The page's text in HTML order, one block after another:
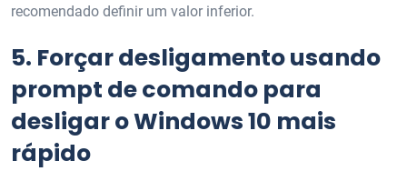
recomendado definir um valor inferior.
5. Forçar desligamento usando
prompt de comando para
desligar o Windows 10 mais
rápido